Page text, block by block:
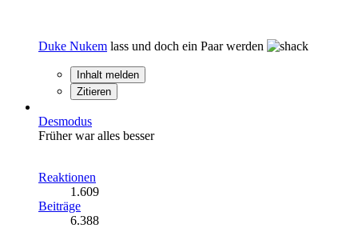
Duke Nukem lass und doch ein Paar werden
Inhalt melden
Zitieren
Desmodus
Früher war alles besser
Reaktionen
1.609
Beiträge
6.388